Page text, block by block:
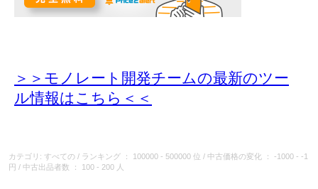
＞＞モノレート開発チームの最新のツー
ル情報はこちら＜＜
カテゴリ: すべての / ランキング ： 100000 - 500000 位 / 中古価格の変化
： -1000 - -1
円
/ 中古出品者数 ： 100 - 200 人